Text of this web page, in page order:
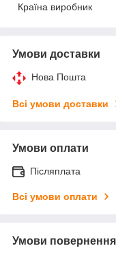
Країна виробник
Умови доставки
Нова Пошта
Всі умови доставки
Умови оплати
Післяплата
Всі умови оплати
Умови повернення